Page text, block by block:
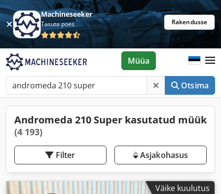
Machineseeker
Tasuta poes Rakendusse
Otsima
Müüa
Andromeda 210 Super kasutatud müük
(4 193)
Filter Asjakohasus
Väike kuulutus